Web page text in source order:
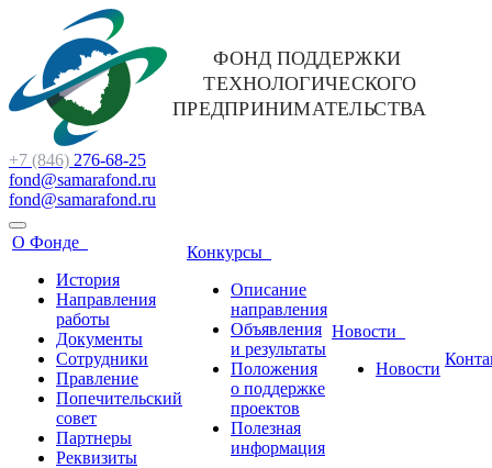
+7 (846) 276-68-25
fond@samarafond.ru
fond@samarafond.ru
О Фонде
История
Направления
работы
Документы
Сотрудники
Правление
Попечительский
совет
Партнеры
Реквизиты
Конкурсы
Описание
направления
Объявления
и результаты
Положения
о поддержке
проектов
Полезная
информация
Новости
Новости